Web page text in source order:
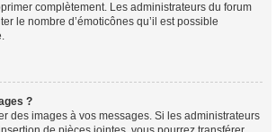
complètement. Les administrateurs du forum
le nombre d’émoticônes qu’il est possible
?
des images à vos messages. Si les administrateurs